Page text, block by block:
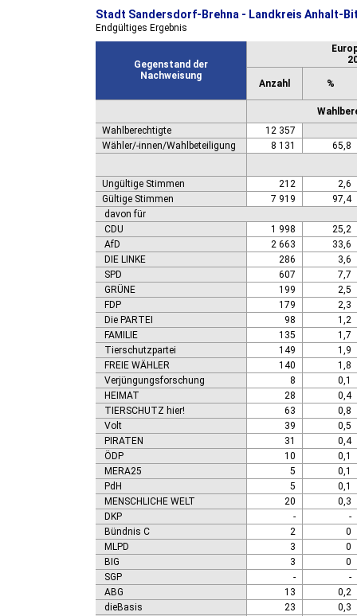
Stadt Sandersdorf-Brehna - Landkreis Anhalt-
Endgültiges Ergebnis
Gegenstand der
Nachweisung
Anzahl %
Wahlberechtigte
12 357
Wähler/-innen/Wahlbeteiligung
8 131 65,8
Ungültige Stimmen 212
2,6
Gültige Stimmen
7 919
97,4
davon für
CDU
1 998
25,2
AfD
2 663
33,6
DIE LINKE
286
3,6
SPD
607
7,7
GRÜNE
199
2,5
FDP
179
2,3
Die PARTEI
98
1,2
FAMILIE
135
1,7
Tierschutzpartei
149
1,9
FREIE WÄHLER
140
1,8
Verjüngungsforschung
8
0,1
HEIMAT
28
0,4
TIERSCHUTZ hier!
63
0,8
Volt
39
0,5
PIRATEN
31
0,4
ÖDP
10
0,1
MERA25
5
0,1
PdH
5
0,1
MENSCHLICHE WELT
20
0,3
DKP
-
-
Bündnis C
2
0
MLPD
3
0
BIG
3
0
SGP
-
-
ABG
13
0,2
dieBasis
23
0,3